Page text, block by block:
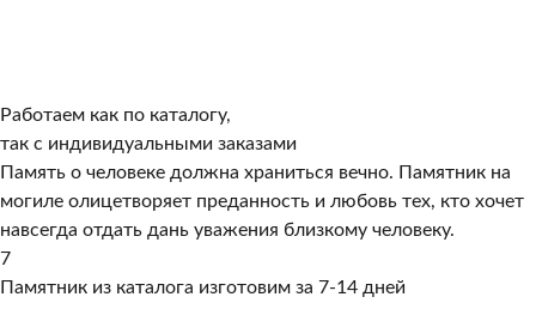
Работаем как по каталогу,
так с индивидуальными заказами
Память о человеке должна храниться вечно. Памятник на
могиле олицетворяет преданность и любовь тех, кто хочет
навсегда отдать дань уважения близкому человеку.
7
Памятник из каталога изготовим за 7-14 дней